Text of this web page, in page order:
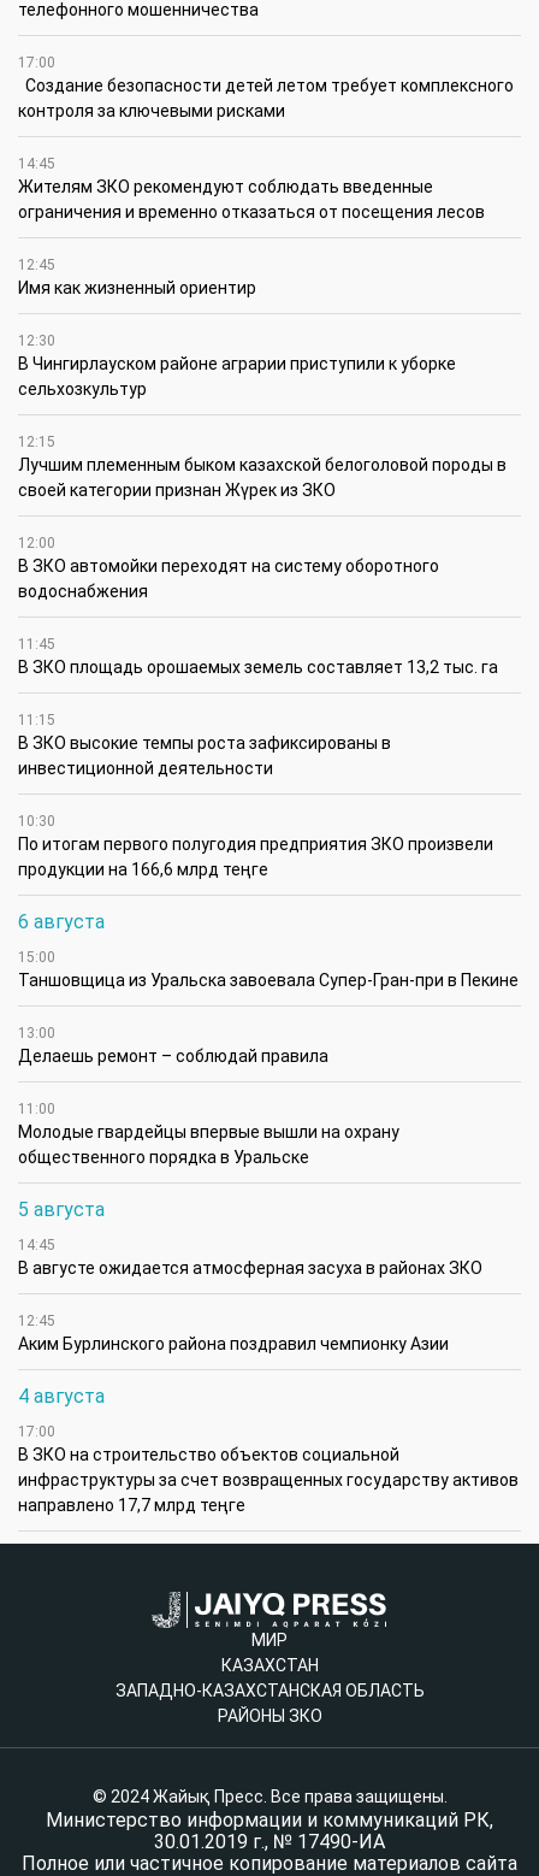
телефонного мошенничества
17:00
Создание безопасности детей летом требует комплексного
контроля за ключевыми рисками
14:45
Жителям ЗКО рекомендуют соблюдать введенные
ограничения и временно отказаться от посещения лесов
12:45
Имя как жизненный ориентир
12:30
В Чингирлауском районе аграрии приступили к уборке
сельхозкультур
12:15
Лучшим племенным быком казахской белоголовой породы в
своей категории признан Жүрек из ЗКО
12:00
В ЗКО автомойки переходят на систему оборотного
водоснабжения
11:45
В ЗКО площадь орошаемых земель составляет 13,2 тыс. га
11:15
В ЗКО высокие темпы роста зафиксированы в
инвестиционной деятельности
10:30
По итогам первого полугодия предприятия ЗКО произвели
продукции на 166,6 млрд теңге
6 августа
15:00
Таншовщица из Уральска завоевала Супер-Гран-при в Пекине
13:00
Делаешь ремонт – соблюдай правила
11:00
Молодые гвардейцы впервые вышли на охрану
общественного порядка в Уральске
5 августа
14:45
В августе ожидается атмосферная засуха в районах ЗКО
12:45
Аким Бурлинского района поздравил чемпионку Азии
4 августа
17:00
В ЗКО на строительство объектов социальной
инфраструктуры за счет возвращенных государству активов
направлено 17,7 млрд теңге
МИР
КАЗАХСТАН
ЗАПАДНО-КАЗАХСТАНСКАЯ ОБЛАСТЬ
РАЙОНЫ ЗКО
© 2024 Жайық Пресс. Все права защищены.
Министерство информации и коммуникаций РК,
30.01.2019 г., № 17490-ИА
Полное или частичное копирование материалов сайта